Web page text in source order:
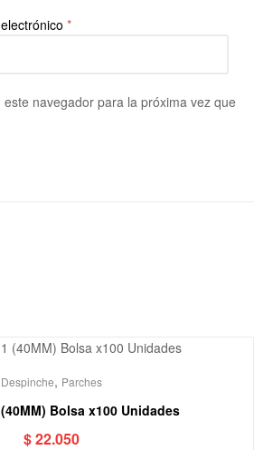
*
navegador para la próxima vez que
Despinche, Parches
Bolsa x100 Unidades
$22.050